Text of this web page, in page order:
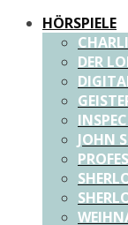
HÖRSPIELE
DER
JOHN